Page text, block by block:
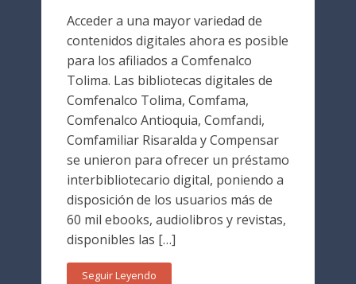
Acceder a una mayor variedad de
contenidos digitales ahora es posible
para los afiliados a Comfenalco
Tolima. Las bibliotecas digitales de
Comfenalco Tolima, Comfama,
Comfenalco Antioquia, Comfandi,
Comfamiliar Risaralda y Compensar
se unieron para ofrecer un préstamo
interbibliotecario digital, poniendo a
disposición de los usuarios más de
60 mil ebooks, audiolibros y revistas,
disponibles las […]
Seguir Leyendo